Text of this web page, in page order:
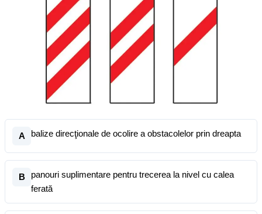
A balize direcţionale de ocolire a obstacolelor prin dreapta
B
panouri suplimentare pentru trecerea la nivel cu calea
ferată